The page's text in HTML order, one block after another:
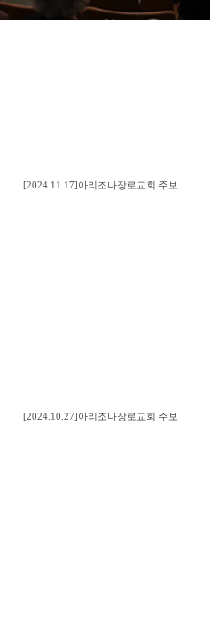
[2024.11.17]아리조나장로교회 주보
[2024.10.27]아리조나장로교회 주보